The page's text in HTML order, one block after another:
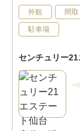
外観 間取
駐車場
センチュリー